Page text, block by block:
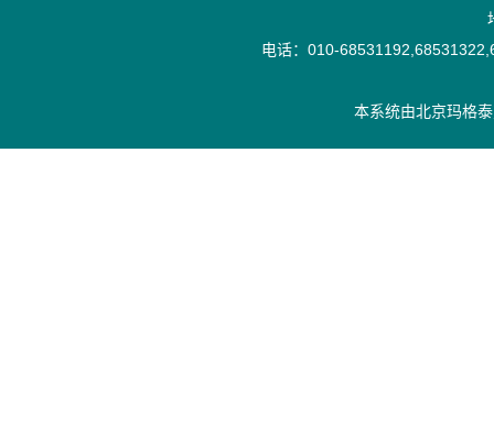
电话：010-
本系统由北京玛格